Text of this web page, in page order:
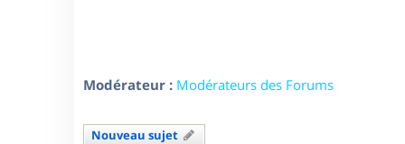
Modérateur : Modérateurs des Forums
Nouveau sujet